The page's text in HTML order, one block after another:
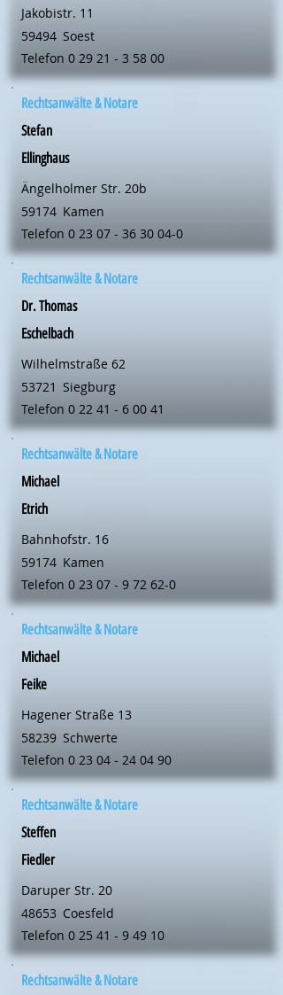
Jakobistr. 11
59494 Soest
Telefon 0 29 21 - 3 58 00
Rechtsanwälte & Notare
Stefan
Ellinghaus
Ängelholmer Str. 20b
59174 Kamen
Telefon 0 23 07 - 36 30 04-0
Rechtsanwälte & Notare
Dr. Thomas
Eschelbach
Wilhelmstraße 62
53721 Siegburg
Telefon 0 22 41 - 6 00 41
Rechtsanwälte & Notare
Michael
Etrich
Bahnhofstr. 16
59174 Kamen
Telefon 0 23 07 - 9 72 62-0
Rechtsanwälte & Notare
Michael
Feike
Hagener Straße 13
58239 Schwerte
Telefon 0 23 04 - 24 04 90
Rechtsanwälte & Notare
Steffen
Fiedler
Daruper Str. 20
48653 Coesfeld
Telefon 0 25 41 - 9 49 10
Rechtsanwälte & Notare